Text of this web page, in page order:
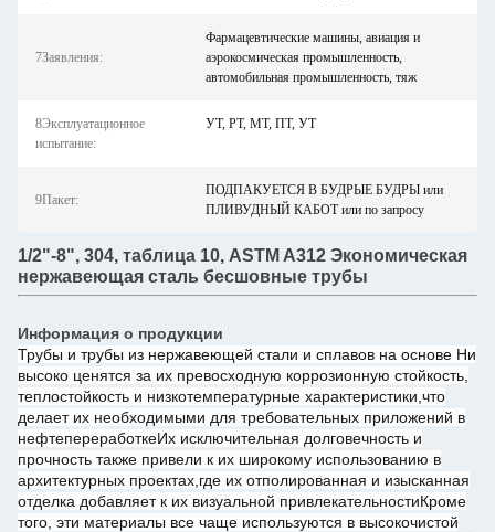
7Заявления:
Фармацевтические машины, авиация и
аэрокосмическая промышленность,
автомобильная промышленность, тяж
8Эксплуатационное
испытание:
УТ, РТ, МТ, ПТ, УТ
9Пакет:
ПОДПАКУЕТСЯ В БУДРЫЕ БУДРЫ или
ПЛИВУДНЫЙ КАБОТ или по запросу
1/2"-8", 304, таблица 10, ASTM A312 Экономическая
нержавеющая сталь бесшовные трубы
Информация о продукции
Трубы и трубы из нержавеющей стали и сплавов на основе Ни
высоко ценятся за их превосходную коррозионную стойкость,
теплостойкость и низкотемпературные характеристики,что
делает их необходимыми для требовательных приложений в
нефтепереработкеИх исключительная долговечность и
прочность также привели к их широкому использованию в
архитектурных проектах,где их отполированная и изысканная
отделка добавляет к их визуальной привлекательностиКроме
того, эти материалы все чаще используются в высокочистой